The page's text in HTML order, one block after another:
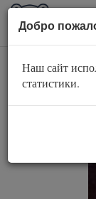
Добро
Наш сайт
статистики.